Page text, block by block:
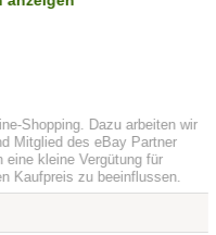
Shopping. Dazu arbeiten wir
Mitglied des eBay Partner
eine kleine Vergütung für
Kaufpreis zu beeinflussen.